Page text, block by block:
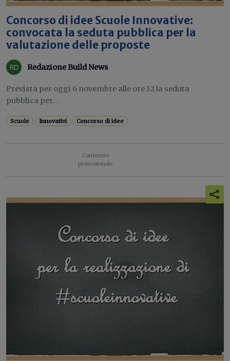
Concorso di idee Scuole Innovative:
convocata la seduta pubblica per la
valutazione delle proposte
Redazione Build News
Prevista per oggi 6 novembre alle ore 12 la seduta
pubblica per...
Scuole Innovativi Concorso di idee